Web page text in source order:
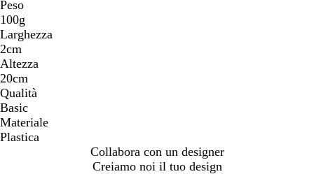
Peso
100g
Larghezza
2cm
Altezza
20cm
Qualità
Basic
Materiale
Plastica
Collabora con un designer
Creiamo noi il tuo design